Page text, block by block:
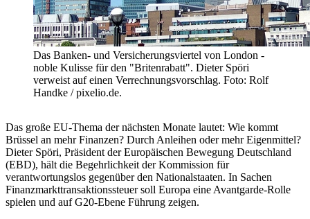
Das Banken- und Versicherungsviertel von London -
noble Kulisse für den "Britenrabatt". Dieter Spöri
verweist auf einen Verrechnungsvorschlag. Foto: Rolf
Handke / pixelio.de.
Das große EU-Thema der nächsten Monate lautet: Wie kommt
Brüssel an mehr Finanzen? Durch Anleihen oder mehr Eigenmittel?
Dieter Spöri, Präsident der Europäischen Bewegung Deutschland
(EBD), hält die Begehrlichkeit der Kommission für
verantwortungslos gegenüber den Nationalstaaten. In Sachen
Finanzmarkttransaktionssteuer soll Europa eine Avantgarde-Rolle
spielen und auf G20-Ebene Führung zeigen.